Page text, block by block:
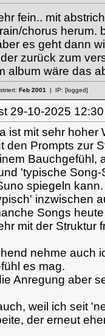
fein.. mit
chorus herum.
es geht dann
zurück zum
album wäre das
Feb 2001| IP: [logged]
29-10-2025
ist mit sehr hoher
den Prompts zur
Bauchgefühl,
'typische
spiegeln kann.
inzwischen
Songs
mit der Struktur
nehme auch
es mag.
Anregung aber
weil ich seit
der erneut